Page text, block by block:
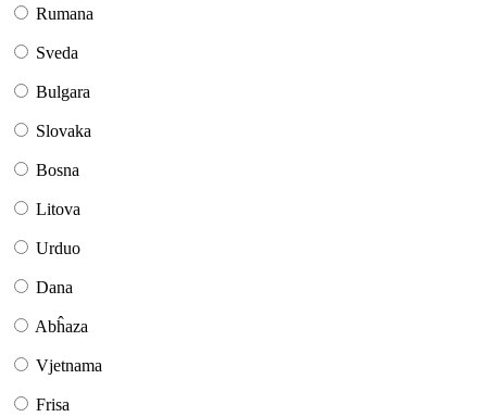
Rumana
Sveda
Bulgara
Slovaka
Bosna
Litova
Urduo
Dana
Abĥaza
Vjetnama
Frisa